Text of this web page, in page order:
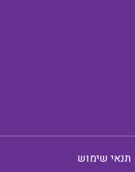
תנאי שימוש